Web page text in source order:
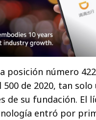
posición número
de 2020, tan solo
de su fundación. El
entró por